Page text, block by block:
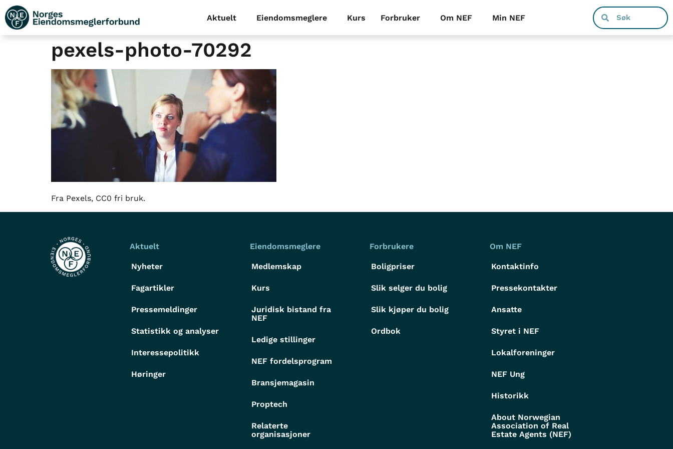
Aktuelt Eiendomsmeglere Kurs Forbruker Om NEF Min NEF
pexels-photo-70292
Fra Pexels, CC0 fri bruk.
Aktuelt
Nyheter
Fagartikler
Pressemeldinger
Statistikk og analyser
Interessepolitikk
Høringer
Eiendomsmeglere
Medlemskap
Kurs
Juridisk bistand fra
NEF
Ledige stillinger
NEF fordelsprogram
Bransjemagasin
Proptech
Relaterte
organisasjoner
Forbrukere
Boligpriser
Slik selger du bolig
Slik kjøper du bolig
Ordbok
Om NEF
Kontaktinfo
Pressekontakter
Ansatte
Styret i NEF
Lokalforeninger
NEF Ung
Historikk
About Norwegian
Association of Real
Estate Agents (NEF)